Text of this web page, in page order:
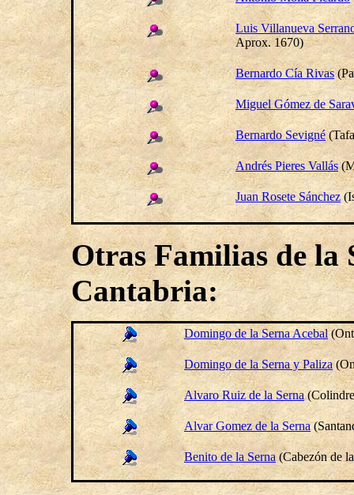
Luis Villanueva
Aprox. 1670)
Bernardo Cía Rivas
Miguel Gómez de
Bernardo Sevigné
Andrés Pieres Vallás
Juan Rosete Sánchez
Otras Familiasde la
Cantabria:
Domingo de la Serna Acebal(
Domingo de la Serna y Paliza (
Alvaro Ruiz de la Serna
Alvar Gomez de la Serna(
Benito de la Serna (Cabezón de